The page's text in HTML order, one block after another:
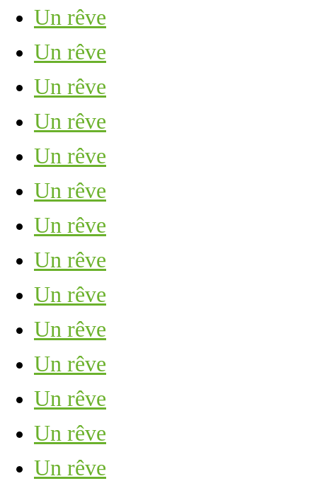
Un rêve
Un rêve
Un rêve
Un rêve
Un rêve
Un rêve
Un rêve
Un rêve
Un rêve
Un rêve
Un rêve
Un rêve
Un rêve
Un rêve